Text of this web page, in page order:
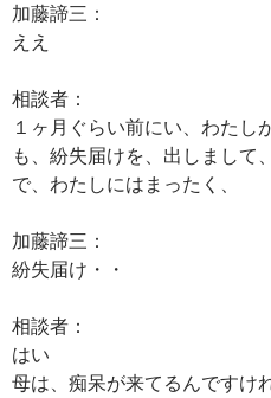
加藤諦三：
ええ
相談者：
１ヶ月ぐらい前にい、わたし
も、紛失届けを、出しまして
で、わたしにはまったく、
加藤諦三：
紛失届け・・
相談者：
はい
母は、痴呆が来てるんですけ